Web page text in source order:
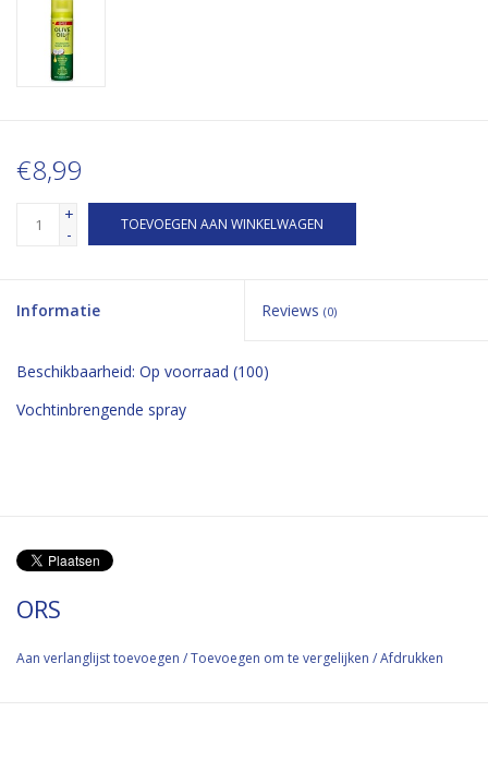
€8,99
+
-
TOEVOEGEN AAN WINKELWAGEN
Informatie Reviews (0)
Beschikbaarheid: Op voorraad (100)
Vochtinbrengende spray
ORS
Aan verlanglijst toevoegen /Toevoegen om te vergelijken /Afdrukken